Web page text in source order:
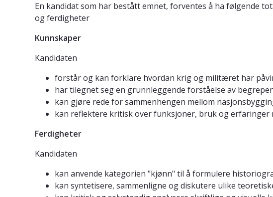
En kandidat som har bestått emnet, forventes å ha følgende
og ferdigheter
Kunnskaper
Kandidaten
forstår og kan forklare hvordan krig og militæret har
har tilegnet seg en grunnleggende forståelse av
kan gjøre rede for sammenhengen mellom
kan reflektere kritisk over funksjoner, bruk og
Ferdigheter
Kandidaten
kan anvende kategorien "kjønn" til å formulere
kan syntetisere, sammenligne og diskutere ulike